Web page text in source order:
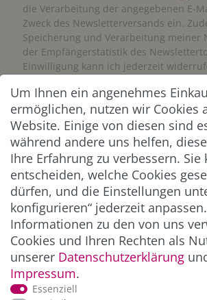
die Verarbeitung der angegebenen E-
Zweck des Newsletterversands ein.
Speicherung und Verarbeitung meiner
der Empfängerstatistik des
Einwilligung kann ich jederzeit
Abonnieren
** Hierbei handelt es
ZAHLUNG & VERSAND
Um Ihnen ein angenehmes
ermöglichen, nutzen wir Cookies
Website. Einige von diesen sind
während andere uns helfen,
Ihre Erfahrung zu verbessern.
entscheiden, welche Cookies
dürfen, und die Einstellungen
konfigurieren“ jederzeit
Informationen zu den von uns
Cookies und Ihren Rechten als
unserer Daten­schutz­erklärung
Impressum.
Essenziell